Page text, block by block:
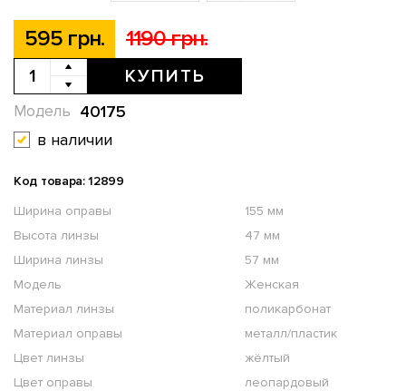
595 грн. 1190 грн.
КУПИТЬ
40175
Модель
в наличии
Код товара: 12899
Ширина оправы
155 мм
Высота линзы
47 мм
Ширина линзы
57 мм
Модель
Женская
Материал линзы
поликарбонат
Материал оправы
металл/пластик
Цвет линзы
жёлтый
Цвет оправы
леопардовый